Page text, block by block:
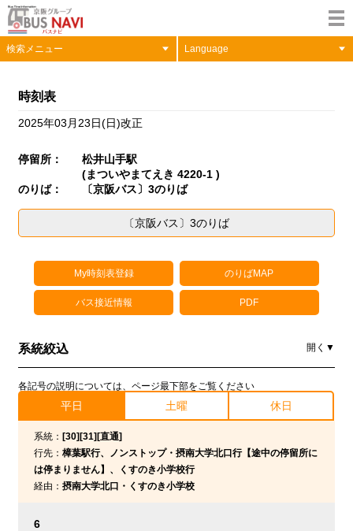
検索メニュー Language
時刻表
2025年03月23日(日)改正
停留所：
松井山手駅
(まついやまてえき 4220-1 )
のりば：
〔京阪バス〕3のりば
〔京阪バス〕3のりば
My時刻表登録 のりばMAP
バス接近情報 PDF
系統絞込 開く▼
各記号の説明については、ページ最下部をご覧ください
平日 土曜 休日
系統： [30][31][直通]
行先：樟葉駅行、ノンストップ・摂南大学北口行【途中の停留所に
は停まりません】、くすのき小学校行
経由：摂南大学北口・くすのき小学校
6